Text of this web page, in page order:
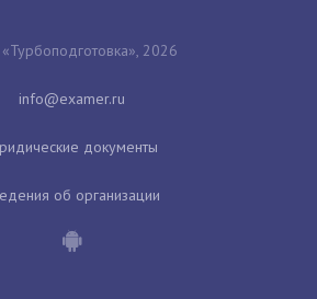
2026
документы
об организации